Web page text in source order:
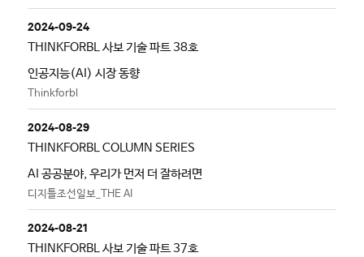
2024-09-24
THINKFORBL 사보 기술 파트 38호
인공지능(AI) 시장 동향
Thinkforbl
2024-08-29
THINKFORBL COLUMN SERIES
AI 공공분야, 우리가 먼저 더 잘하려면
디지틀조선일보_THE AI
2024-08-21
THINKFORBL 사보 기술 파트 37호